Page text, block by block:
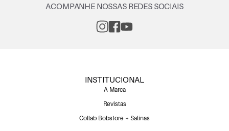
ACOMPANHE NOSSAS REDES SOCIAIS
INSTITUCIONAL
A Marca
Revistas
Collab Bobstore + Salinas